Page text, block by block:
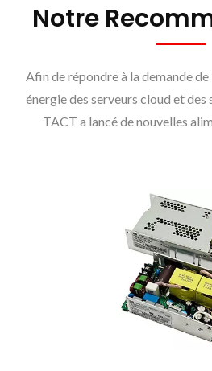
Notre
Afin de répondre à la demande de
énergie des serveurs cloud et
TACT a lancé de nouvelles